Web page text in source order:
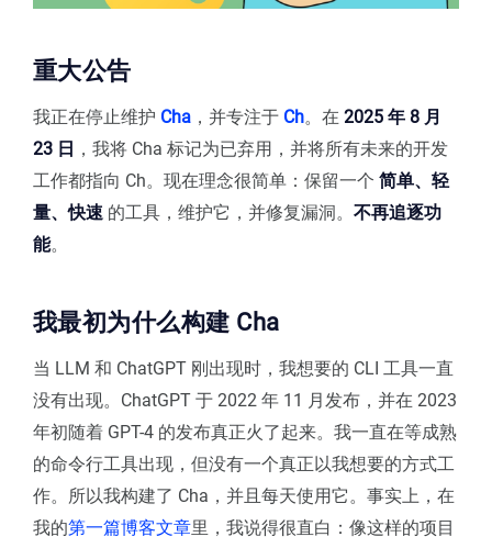
重大公告
我正在停止维护 Cha ，并专注于 Ch。在 2025 年 8 月
23 日 ，我将 Cha 标记为已弃用，并将所有未来的开发
工作都指向 Ch。现在理念很简单：保留一个 简单、轻
量、快速 的工具，维护它，并修复漏洞。 不再追逐功
能。
我最初为什么构建 Cha
当 LLM 和 ChatGPT 刚出现时，我想要的 CLI 工具一直
没有出现。ChatGPT 于 2022 年 11 月发布，并在 2023
年初随着 GPT-4 的发布真正火了起来。我一直在等成熟
的命令行工具出现，但没有一个真正以我想要的方式工
作。所以我构建了 Cha，并且每天使用它。事实上，在
我的第一篇博客文章里，我说得很直白：像这样的项目